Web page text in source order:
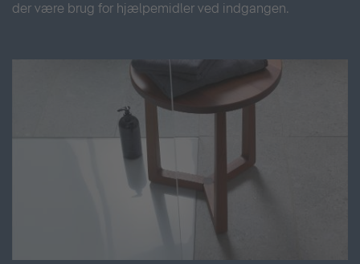
der være brug for hjælpemidler ved indgangen.